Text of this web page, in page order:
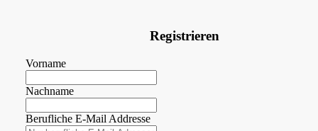
Registrieren
Vorname
Nachname
Berufliche E-Mail Addresse